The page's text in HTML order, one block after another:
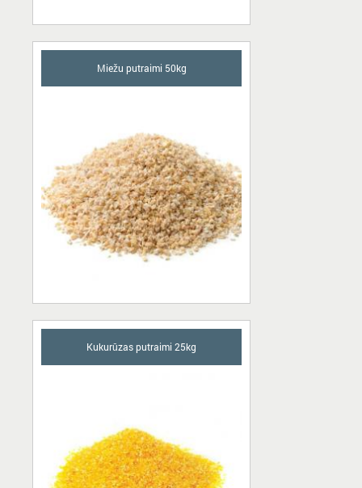
Miežu putraimi 50kg
Kukurūzas putraimi 25kg